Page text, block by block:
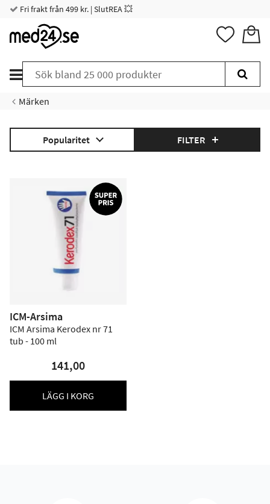
Fri frakt från 499 kr. | SlutREA 💥
Märken
Popularitet FILTER
ICM-Arsima
ICM Arsima Kerodex nr 71
tub - 100 ml
141,00
LÄGG I KORG